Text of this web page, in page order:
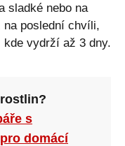
sladké nebo na
na poslední chvíli,
vydrží až 3 dny.
s
domácí